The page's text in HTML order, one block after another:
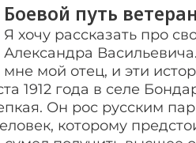
Боевой путь
Я хочу рассказать про
Александра
мне мой отец, и эти
1912 года в селе
Он рос русским
которому